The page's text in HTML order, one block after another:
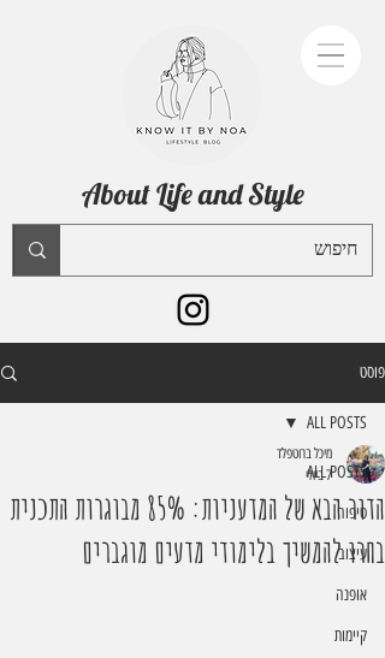
About Life and Style
פוסט
ALL POSTS
טיפוח
עיצוב
אופנה
קיימות
ALL POSTS
הדור הבא של המדעניות: 85% מבוגרות התכנית
בחרו להמשיך בלימודי מדעים מוגברים
מיכל ברוטפלד
7 ביולי